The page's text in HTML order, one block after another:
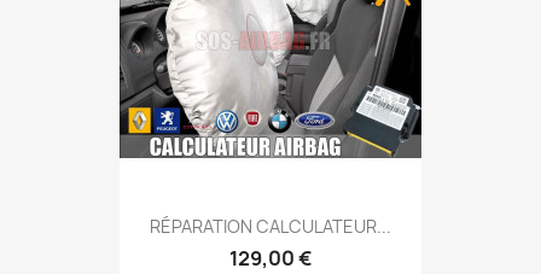
RÉPARATION CALCULATEUR...
129,00 €